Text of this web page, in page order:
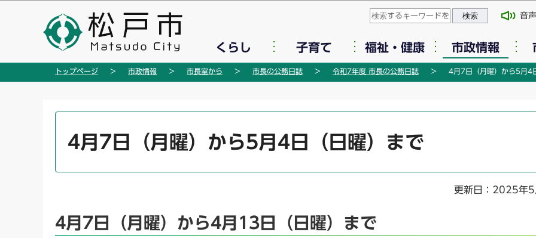
の
このページの本文へ移動
音
くらし 子育て 福祉・健康 市政情報
トップページ 市政情報 市長室から 市長の公務日誌 令和7年度 市長の公務日誌 4月7日（月曜）から5月4
4月7日（月曜）から5月4日（日曜）まで
更新日：2025年
4月7日（月曜）から4月13日（日曜）まで